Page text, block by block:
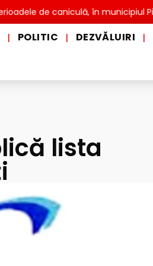
caniculă, în municipiul Pitești!
| POLITIC | DEZVĂLUIRI |
lista